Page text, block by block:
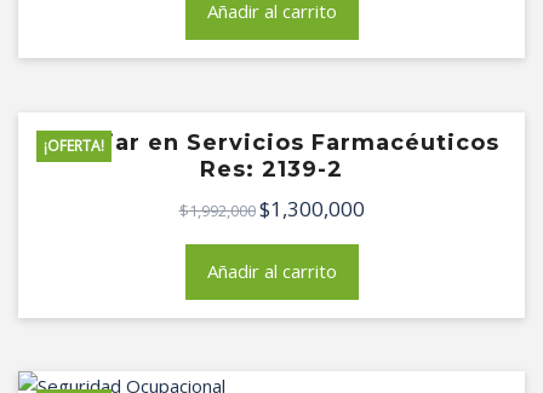
original
era:
Añadir al carrito
¡OFERTA!
Auxiliar en Servicios Farmacéuticos
Res: 2139-2
$1,992,000El
original
era:
$1,300,000El
Añadir al carrito